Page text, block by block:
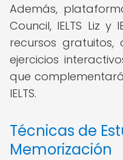
Además,
Council, IELTS Liz y
recursos gratuitos,
ejercicios
que
IELTS.
Técnicas de
Memorización